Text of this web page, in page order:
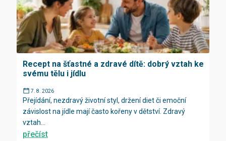
Recept na šťastné a zdravé dítě: dobrý vztah ke
svému tělu i jídlu
7. 8. 2026
Přejídání, nezdravý životní styl, držení diet či emoční
závislost na jídle mají často kořeny v dětství. Zdravý
vztah...
přečíst